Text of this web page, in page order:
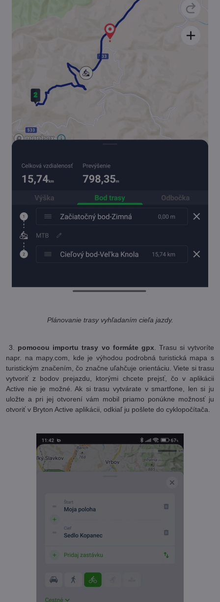
Plánovanie trasy vyhľadaním cieľa jazdy.
3. pomocou importu trasy vo formáte gpx . Trasu si vytvoríte
napr. na mapy.com, kde je výhodou podrobná turistická mapa s
turistickým značením, čo značne uľahčuje orientáciu. Viete si trasu
vytvoriť z bodov prejazdu, ktorými chcete prejsť, čo v aplikácii
Active nie je možné. Ak si trasu vytvárate v smartfone, len si ju
uložte a pri jej otvorení vám mobil priamo ponúkne možnosť ju
otvoriť v Bryton Active aplikácii, odkiaľ ju pošlete do cyklopočítača.